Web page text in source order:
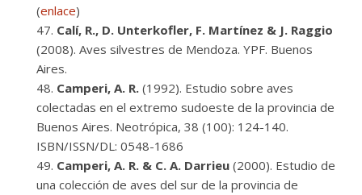
(enlace)
Calí, R., D. Unterkofler, F. Martínez & J. Raggio
(2008). Aves silvestres de Mendoza. YPF. Buenos
Aires.
Camperi, A. R. (1992). Estudio sobre aves
colectadas en el extremo sudoeste de la provincia de
Buenos Aires. Neotrópica, 38 (100): 124-140.
ISBN/ISSN/DL: 0548-1686
Camperi, A. R. & C. A. Darrieu (2000). Estudio de
una colección de aves del sur de la provincia de